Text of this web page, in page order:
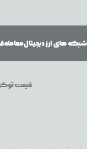
معاملهشبکه‌ های ارز دیجیتال
قیمت